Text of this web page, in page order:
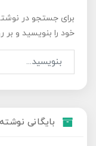
برای جستجو در
خود را بنویسید و
بایگانی